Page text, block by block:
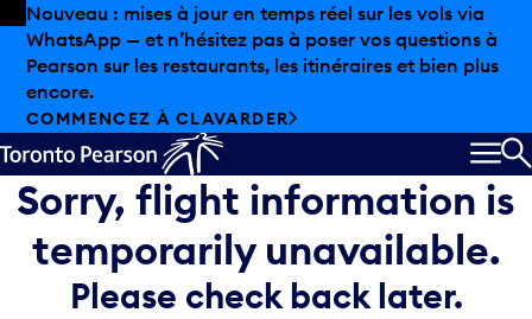
Skip to offers
Passer au contenu principal
Nouveau : mises à jour en temps réel sur les vols via
WhatsApp — et n’hésitez pas à poser vos questions à
Pearson sur les restaurants, les itinéraires et bien plus
encore.
COMMENCEZ À CLAVARDER
Sorry, flight information is
temporarily unavailable.
Please check back later.